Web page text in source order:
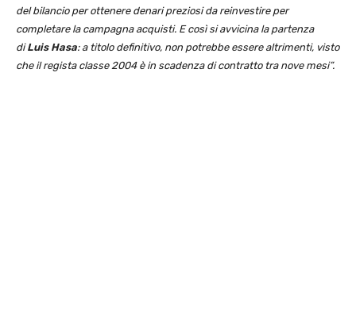
del bilancio per ottenere denari preziosi da reinvestire per
completare la campagna acquisti. E così si avvicina la partenza
diLuis Hasa: a titolo definitivo, non potrebbe essere altrimenti, visto
che il regista classe 2004 è in scadenza di contratto tra nove mesi”.